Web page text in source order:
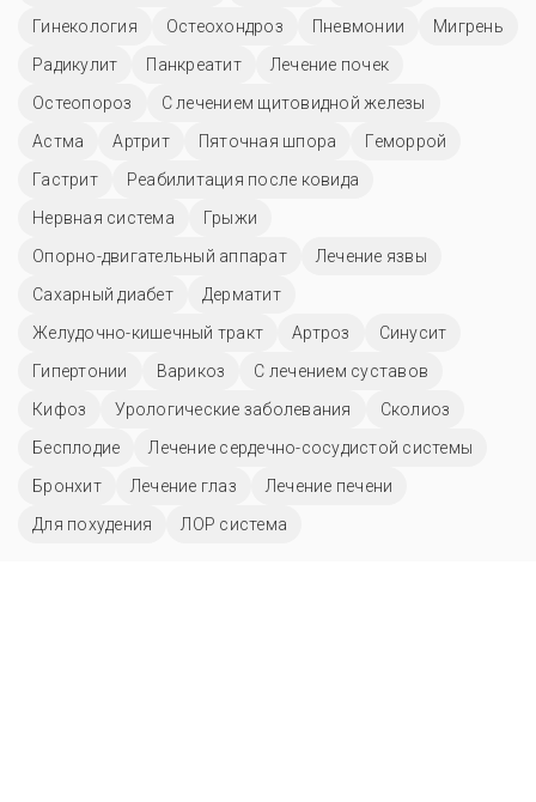
Гинекология
Остеохондроз Пневмонии
Мигрень
Радикулит
Панкреатит
Лечение почек
Остеопороз
С лечением щитовидной железы
Астма
Артрит Пяточная шпора
Геморрой
Гастрит
Реабилитация после ковида
Нервная система
Грыжи
Опорно-двигательный аппарат
Лечение язвы
Сахарный диабет
Дерматит
Желудочно-кишечный тракт
Артроз
Синусит
Гипертонии
Варикоз
С лечением суставов
Кифоз
Урологические заболевания
Сколиоз
Бесплодие
Лечение сердечно-сосудистой системы
Бронхит
Лечение глаз
Лечение печени
Для похудения
ЛОР система